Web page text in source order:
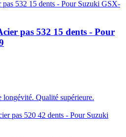
pas 532 15 dents - Pour
Qualité supérieure.